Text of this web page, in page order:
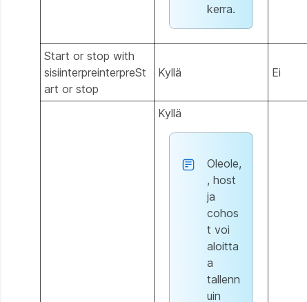
kerra.
Start or stop with
sisiinterpreinterpreSt
art or stop
Kyllä Ei
Kyllä
Oleole,
, host
ja
cohos
t voi
aloitta
a
tallenn
uin